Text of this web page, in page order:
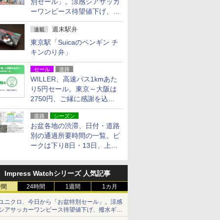
ーワンピース待望値下げ、撥
水ギアショーツは1990円に
連載 週末駅弁
東京駅「Suicaのペンギン チ
キンのり弁」
セール 道路
WILLER、高速バス1kmあた
り5円セール。東京～大阪は
2750円、ご縁に感謝を込め
た20周年記念キャンペーン
道路 シーズン
お盆各地の渋滞、日付・道路
別の通過所要時間の一覧。ピ
ークは下り8日・13日、上り
Impress Watchシリーズ 人気記事
24時間 1週間 1カ月
ニクロ、今日から「お盆特別セール」。涼感
アサッカーワンピース待望値下げ、撥水ギア
ョーツは1990円に